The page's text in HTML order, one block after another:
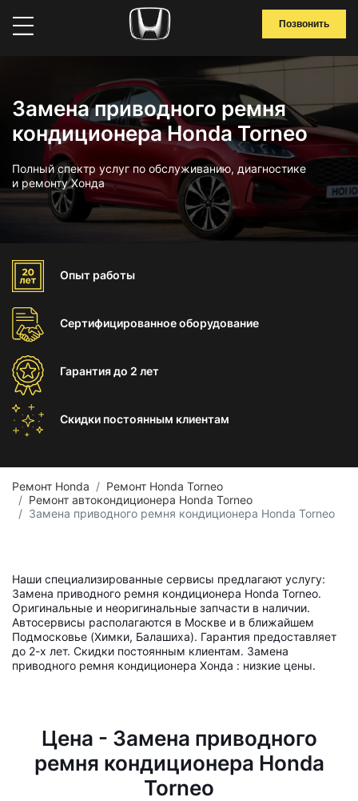
Позвонить
Замена приводного ремня
кондиционера Honda Torneo
Полный спектр услуг по обслуживанию, диагностике
и ремонту Хонда
Опыт работы
Сертифицированноеоборудование
Гарантиядо 2 лет
Скидки постоянным клиентам
Ремонт Honda
Ремонт Honda Torneo
Ремонт автокондиционера Honda Torneo
Замена приводного ремня кондиционера Honda Torneo
Наши специализированные сервисы предлагают услугу:
Замена приводного ремня кондиционера Honda Torneo.
Оригинальные и неоригинальные запчасти в наличии.
Автосервисы располагаются в Москве и в ближайшем
Подмосковье (Химки, Балашиха). Гарантия предоставляет
до 2-х лет. Скидки постоянным клиентам. Замена
приводного ремня кондиционера Хонда : низкие цены.
Цена - Замена приводного
ремня кондиционера Honda
Torneo